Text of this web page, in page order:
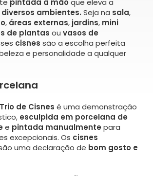
pintada à mãoque eleva a
ambientes. Seja na sala,
, áreas externas, jardins, mini
de plantas ou vasos de
cisnes são a escolha perfeita
e personalidade a qualquer
Trio de Cisnes é uma demonstração
esculpida em porcelana de
e pintada manualmente para
excepcionais. Os cisnes
uma declaração de bom gosto e